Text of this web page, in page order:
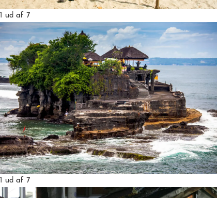
1 ud af 7
1 ud af 7